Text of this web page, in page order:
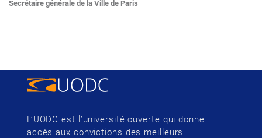
Secrétaire générale de la Ville de Paris
L’UODC est l’université ouverte qui donne
accès aux convictions des meilleurs.